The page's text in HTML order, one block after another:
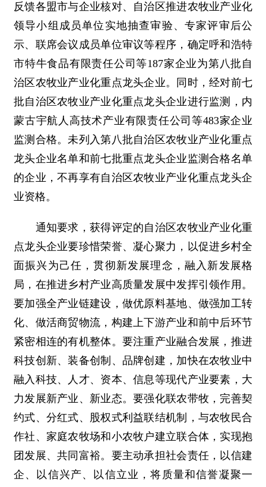
反馈各盟市与企业核对、自治区推进农牧业产业化
领导小组成员单位实地抽查审验、专家评审后公
示、联席会议成员单位审议等程序，确定呼和浩特
市特牛食品有限责任公司等187家企业为第八批自
治区农牧业产业化重点龙头企业。同时，经对前七
批自治区农牧业产业化重点龙头企业进行监测，内
蒙古宇航人高技术产业有限责任公司等483家企业
监测合格。未列入第八批自治区农牧业产业化重点
龙头企业名单和前七批重点龙头企业监测合格名单
的企业，不再享有自治区农牧业产业化重点龙头企
业资格。
通知要求，获得评定的自治区农牧业产业化重
点龙头企业要珍惜荣誉、凝心聚力，以促进乡村全
面振兴为己任，贯彻新发展理念，融入新发展格
局，在推进乡村产业高质量发展中发挥引领作用。
要加强全产业链建设，做优原料基地、做强加工转
化、做活商贸物流，构建上下游产业和前中后环节
紧密相连的有机整体。要注重产业融合发展，推进
科技创新、装备创制、品牌创建，加快在农牧业中
融入科技、人才、资本、信息等现代产业要素，大
力发展新产业、新业态。要强化联农带牧，完善契
约式、分红式、股权式利益联结机制，与农牧民合
作社、家庭农牧场和小农牧户建立联合体，实现抱
团发展、共同富裕。要主动承担社会责任，以信建
企、以信兴产、以信立业，将质量和信誉凝聚一